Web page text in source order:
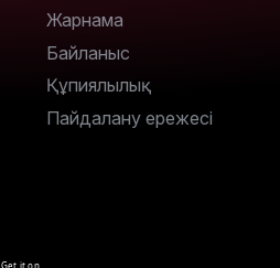
Жарнама
Байланыс
Құпиялылық
Пайдалану ережесі
Get it on